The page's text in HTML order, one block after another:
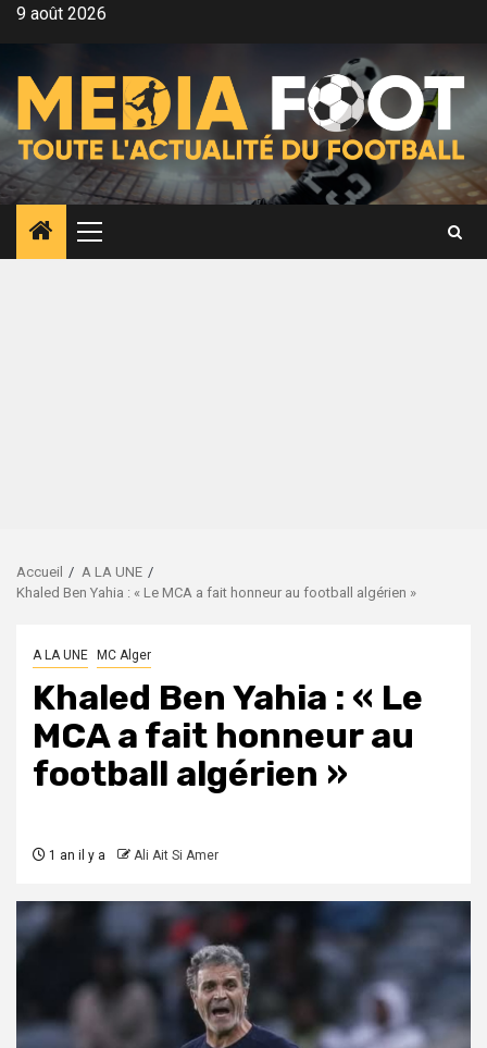
Aller9 août 2026
Menu
principal
Accueil
A LA UNE
Khaled Ben Yahia : « Le MCA a fait honneur au football algérien »
A LA UNE MC Alger
Khaled Ben Yahia : « Le
MCA a fait honneur au
football algérien »
1 an il y a Ali Ait Si Amer